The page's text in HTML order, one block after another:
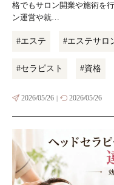
格でもサロン開業や施術を
ン運営や就…
#エステ #エステサロ
#セラピスト #資格
2026/05/26 | 2026/05/26